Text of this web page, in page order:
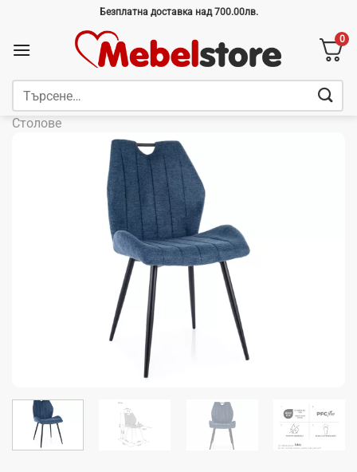
content
Безплатна доставка над 700.00лв.
0
Търсене
Столове